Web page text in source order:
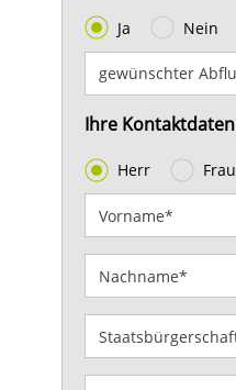
Ja Nein
Ihre Kontaktdaten
Herr Frau